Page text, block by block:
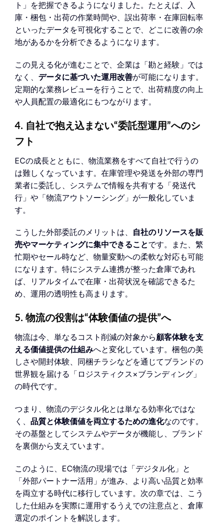
ト」を把握できるようになりました。たとえば、入
庫・梱包・出荷の作業時間や、誤出荷率・在庫回転率
といったデータを可視化することで、どこに改善の余
地があるかを分析できるようになります。
この見える化が進むことで、企業は「勘と経験」では
なく、 データに基づいた運用改善が可能になります。
定期的な業務レビューを行うことで、出荷精度の向上
や人員配置の最適化にもつながります。
4. 自社で抱え込まない“委託型運用”へのシ
フト
ECの成長とともに、物流業務をすべて自社で行うの
は難しくなっています。在庫管理や発送を外部の専門
業者に委託し、システムで情報を共有する「発送代
行」や「物流アウトソーシング」が一般化していま
す。
こうした外部委託のメリットは、 自社のリソースを販
売やマーケティングに集中できることです。また、繁
忙期やセール時など、物量変動への柔軟な対応も可能
になります。特にシステム連携が整った倉庫であれ
ば、リアルタイムで在庫・出荷状況を確認できるた
め、運用の透明性も高まります。
5. 物流の役割は“体験価値の提供”へ
物流は今、単なるコスト削減の対象から顧客体験を支
える価値提供の仕組みへと変化しています。梱包の美
しさや開封体験、同梱チラシなどを通じてブランドの
世界観を届ける「ロジスティクス×ブランディング」
の時代です。
つまり、物流のデジタル化とは単なる効率化ではな
く、 品質と体験価値を両立するための進化なのです。
その基盤としてシステムやデータが機能し、ブランド
を裏側から支えています。
このように、EC物流の現場では「デジタル化」と
「外部パートナー活用」が進み、より高い品質と効率
を両立する時代に移行しています。次の章では、こう
した仕組みを実際に運用するうえでの注意点と、倉庫
選定のポイントを解説します。